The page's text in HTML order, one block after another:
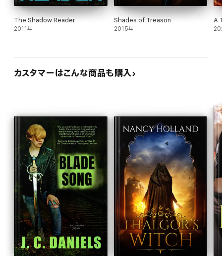
The Shadow Reader
2011年
Shades of Treason
2015年
A
カスタマーはこんな商品も購入